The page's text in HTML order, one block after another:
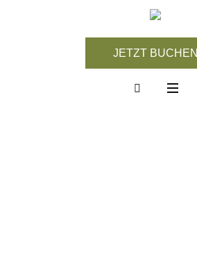
JETZT BUCHEN